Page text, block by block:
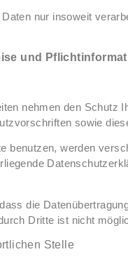
nur insoweit
und
nehmen den Schutz
sowie
benutzen, werden
die
Dritte ist nicht
Stelle